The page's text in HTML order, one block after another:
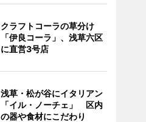
クラフトコーラの草分け
「伊良コーラ」、浅草六区
に直営3号店
浅草・松が谷にイタリアン
「イル・ノーチェ」 区内
の器や食材にこだわり